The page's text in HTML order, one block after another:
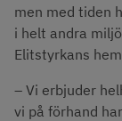
men med tiden
i helt andra
Elitstyrkans
– Vi erbjuder
vi på förhand